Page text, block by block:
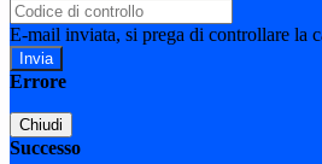
E-mail inviata, si prega di controllare la
Errore
Chiudi
Successo